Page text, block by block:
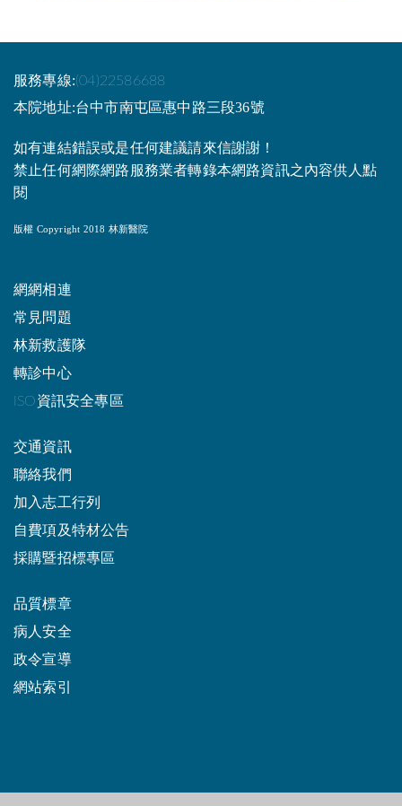
服務專線:(04)22586688
本院地址:台中市南屯區惠中路三段36號
如有連結錯誤或是任何建議請來信謝謝！
禁止任何網際網路服務業者轉錄本網路資訊之內容供人點
閱
版權 Copyright 2018 林新醫院
網網相連
常見問題
林新救護隊
轉診中心
ISO資訊安全專區
交通資訊
聯絡我們
加入志工行列
自費項及特材公告
採購暨招標專區
品質標章
病人安全
政令宣導
網站索引